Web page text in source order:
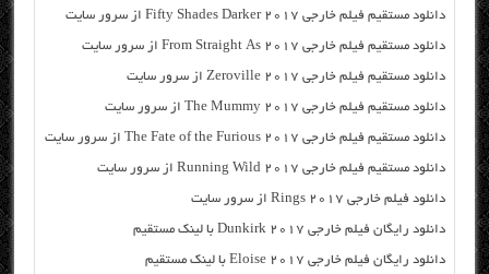
دانلود مستقیم فیلم خارجی Fifty Shades Darker 2017 از سرور سایت
دانلود مستقیم فیلم خارجی From Straight As 2017 از سرور سایت
دانلود مستقیم فیلم خارجی Zeroville 2017 از سرور سایت
دانلود مستقیم فیلم خارجی The Mummy 2017 از سرور سایت
دانلود مستقیم فیلم خارجی The Fate of the Furious 2017 از سرور سایت
دانلود مستقیم فیلم خارجی Running Wild 2017 از سرور سایت
دانلود فیلم خارجی Rings 2017 از سرور سایت
دانلود رایگان فیلم خارجی Dunkirk 2017 با لینک مستقیم
دانلود رایگان فیلم خارجی Eloise 2017 با لینک مستقیم